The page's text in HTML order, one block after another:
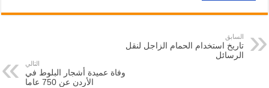
السابق
تاريخ استخدام الحمام الزاجل لنقل
الرسائل
التالي
وفاة عميدة أشجار البلوط في
الأردن عن 750 عاما